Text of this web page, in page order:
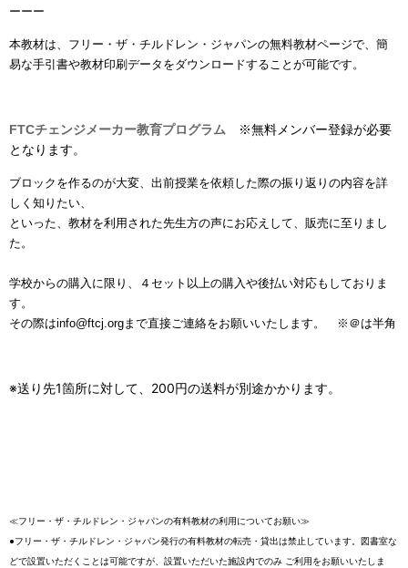
ーーー
本教材は、フリー・ザ・チルドレン・ジャパンの無料教材ページで、簡
易な手引書や教材印刷データをダウンロードすることが可能です。
FTCチェンジメーカー教育プログラム ※無料メンバー登録が必要
となります。
ブロックを作るのが大変、出前授業を依頼した際の振り返りの内容を詳
しく知りたい、
といった、教材を利用された先生方の声にお応えして、販売に至りまし
た。
学校からの購入に限り、４セット以上の購入や後払い対応もしておりま
す。
その際はinfo@ftcj.orgまで直接ご連絡をお願いいたします。 ※＠は半角
※送り先1箇所に対して、200円の送料が別途かかります。
≪フリー・ザ・チルドレン・ジャパンの有料教材の利用についてお願い≫
●フリー・ザ・チルドレン・ジャパン発行の有料教材の転売・貸出は禁止しています。図書室な
どで設置いただくことは可能ですが、設置いただいた施設内でのみ ご利用をお願いいたしま